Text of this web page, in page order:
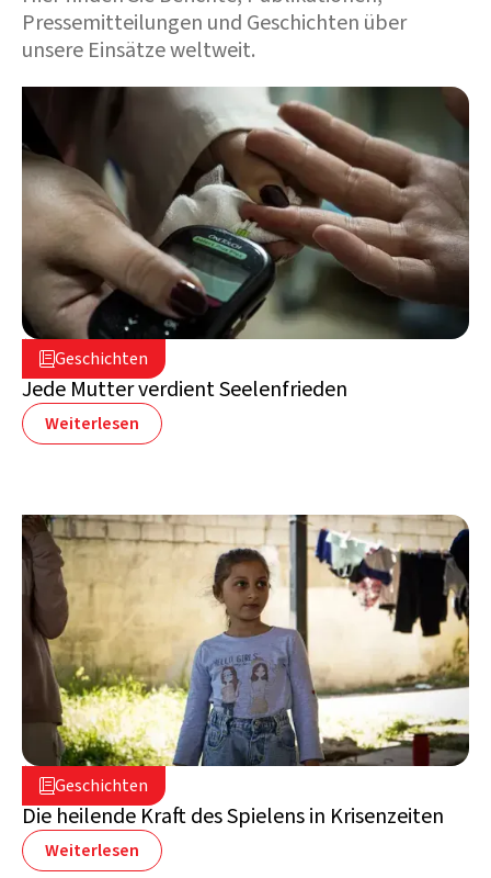
Pressemitteilungen und Geschichten über
unsere Einsätze weltweit.
Geschichten
5. August 2026
Libanon
Jede Mutter verdient Seelenfrieden
Weiterlesen
Geschichten
16. Juli 2026
Libanon
Die heilende Kraft des Spielens in Krisenzeiten
Weiterlesen